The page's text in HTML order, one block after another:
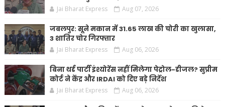
Jai Bharat Express Aug 07, 2026
जबलपुर: सूने मकान में 31.65 लाख की चोरी का खुलासा,
3 शातिर चोर गिरफ्तार
Jai Bharat Express Aug 06, 2026
बिना थर्ड पार्टी इंश्योरेंस नहीं मिलेगा पेट्रोल-डीजल? सुप्रीम
कोर्ट ने केंद्र और IRDAI को दिए बड़े निर्देश
Jai Bharat Express Aug 06, 2026